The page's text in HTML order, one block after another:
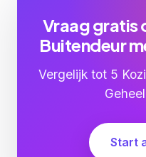
Vraag gratis
Buitendeur
Vergelijk tot 5
Start